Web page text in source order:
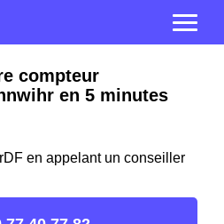
compteur
en 5 minutes
en appelant un conseiller